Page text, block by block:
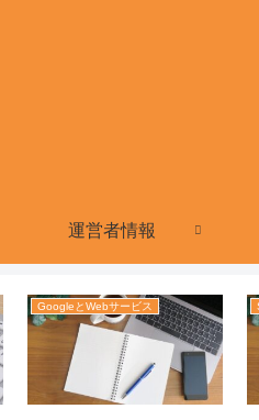
運営者情報
GoogleとWebサービス